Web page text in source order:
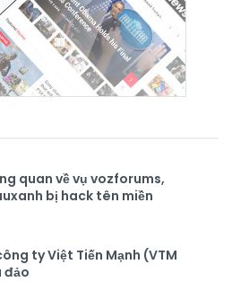
quan về vụ vozforums,
bị hack tên miền
ty Việt Tiến Mạnh (VTM
đảo